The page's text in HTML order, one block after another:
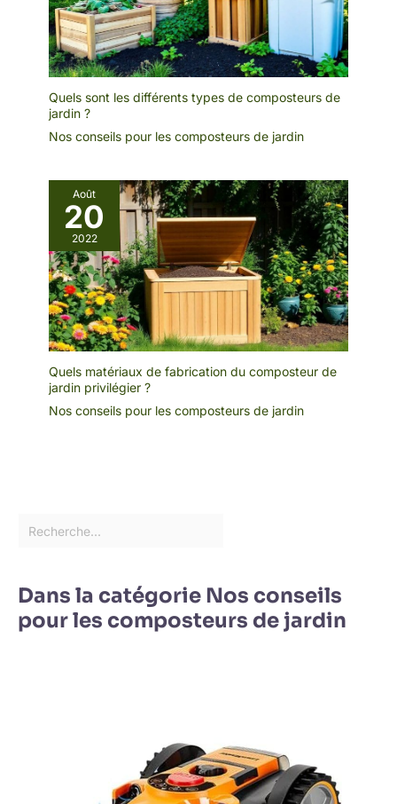
Quels sont les différents types de composteurs de
jardin ?
Nos conseils pour les composteurs de jardin
Août
20
2022
Quels matériaux de fabrication du composteur de
jardin privilégier ?
Nos conseils pour les composteurs de jardin
Dans la catégorie Nos conseils
pour les composteurs de jardin